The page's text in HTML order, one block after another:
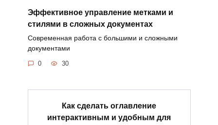
Эффективное управление метками и
стилями в сложных документах
Современная работа с большими и сложными
документами
0 30
Как сделать оглавление
интерактивным и удобным для